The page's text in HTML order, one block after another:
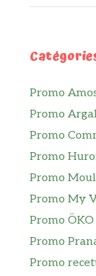
Promo
Promo
Promo
Promo
Promo
Promo My
Promo
Promo
Promo